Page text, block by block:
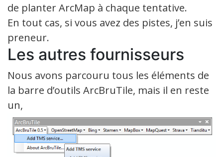
de planter ArcMap à chaque tentative.
En tout cas, si vous avez des pistes, j’en suis
preneur.
Les autres fournisseurs
Nous avons parcouru tous les éléments de
la barre d’outils ArcBruTile, mais il en reste
un,